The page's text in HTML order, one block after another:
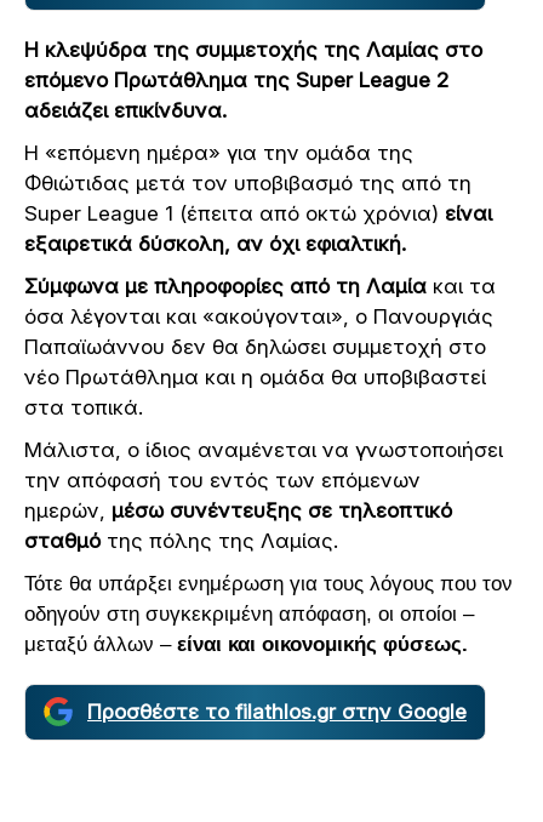
Η κλεψύδρα της συμμετοχής της Λαμίας στο
επόμενο Πρωτάθλημα της Super League 2
αδειάζει επικίνδυνα.
Η «επόμενη ημέρα» για την ομάδα της
Φθιώτιδας μετά τον υποβιβασμό της από τη
Super League 1 (έπειτα από οκτώ χρόνια) είναι
εξαιρετικά δύσκολη, αν όχι εφιαλτική.
Σύμφωνα με πληροφορίες από τη Λαμία και τα
όσα λέγονται και «ακούγονται», ο Πανουργιάς
Παπαϊωάννου δεν θα δηλώσει συμμετοχή στο
νέο Πρωτάθλημα και η ομάδα θα υποβιβαστεί
στα τοπικά.
Μάλιστα, ο ίδιος αναμένεται να γνωστοποιήσει
την απόφασή του εντός των επόμενων
ημερών, μέσω συνέντευξης σε τηλεοπτικό
σταθμότης πόλης της Λαμίας.
Τότε θα υπάρξει ενημέρωση για τους λόγους που τον
οδηγούν στη συγκεκριμένη απόφαση, οι οποίοι –
μεταξύ άλλων –είναι και οικονομικής φύσεως.
Προσθέστε το filathlos.gr στην Google